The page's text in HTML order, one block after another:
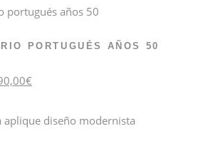
PORTUGUÉS AÑOS 50
€precio
290,00€.